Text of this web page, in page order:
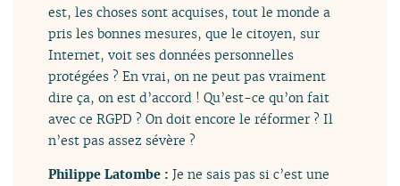
est, les choses sont acquises, tout le monde a
pris les bonnes mesures, que le citoyen, sur
Internet, voit ses données personnelles
protégées ? En vrai, on ne peut pas vraiment
dire ça, on est d’accord ! Qu’est-ce qu’on fait
avec ce RGPD ? On doit encore le réformer ? Il
n’est pas assez sévère ?
Philippe Latombe :Je ne sais pas si c’est une